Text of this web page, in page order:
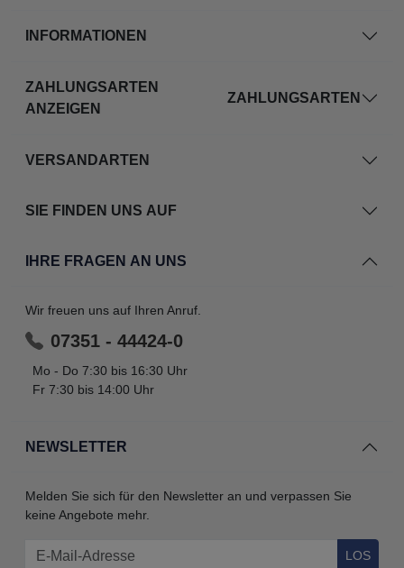
INFORMATIONEN
NEWSLETTER
Melden Sie sich für den Newsletter an und verpassen Sie
keine Angebote mehr.
LOS
ZAHLUNGSARTEN
ANZEIGEN
ZAHLUNGSARTEN
VERSANDARTEN
SIE FINDEN UNS AUF
IHRE FRAGEN AN UNS
Wir freuen uns auf Ihren Anruf.
07351 - 44424-0
Mo - Do 7:30 bis 16:30 Uhr
Fr 7:30 bis 14:00 Uhr